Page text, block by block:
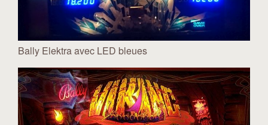
Bally Elektra avec LED bleues